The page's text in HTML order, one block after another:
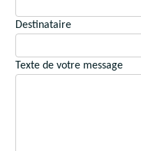
Destinataire
Texte de votre message